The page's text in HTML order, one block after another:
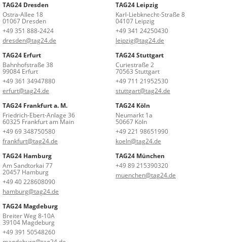
TAG24 Dresden
Ostra-Allee 18
01067 Dresden
+49 351 888-2424
dresden@tag24.de
TAG24 Leipzig
Karl-Liebknecht-Straße 8
04107 Leipzig
+49 341 24250430
leipzig@tag24.de
TAG24 Erfurt
Bahnhofstraße 38
99084 Erfurt
+49 361 34947880
erfurt@tag24.de
TAG24 Stuttgart
Curiestraße 2
70563 Stuttgart
+49 711 21952530
stuttgart@tag24.de
TAG24 Frankfurt a. M.
Friedrich-Ebert-Anlage 36
60325 Frankfurt am Main
+49 69 348750580
frankfurt@tag24.de
TAG24 Köln
Neumarkt 1a
50667 Köln
+49 221 98651990
koeln@tag24.de
TAG24 Hamburg
Am Sandtorkai 77
20457 Hamburg
+49 40 228608090
hamburg@tag24.de
TAG24 München
+49 89 215390320
muenchen@tag24.de
TAG24 Magdeburg
Breiter Weg 8-10A
39104 Magdeburg
+49 391 50548260